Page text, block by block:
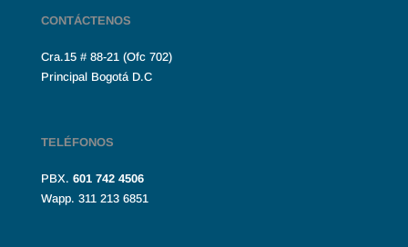
CONTÁCTENOS
Cra.15 # 88-21 (Ofc 702)
Principal Bogotá D.C
TELÉFONOS
PBX. 601 742 4506
Wapp. 311 213 6851